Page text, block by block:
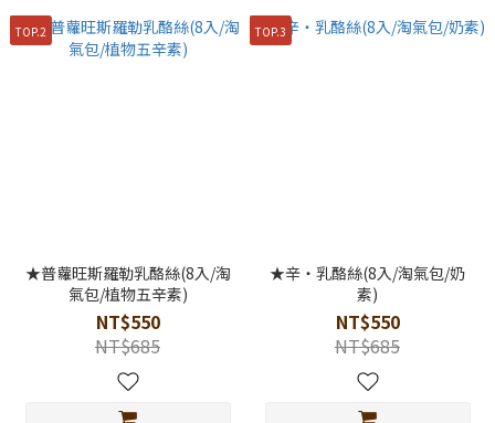
TOP.2
★普蘿旺斯羅勒乳酪絲(8入/淘
氣包/植物五辛素)
NT$550
NT$685
TOP.3
★辛‧乳酪絲(8入/淘氣包/奶
素)
NT$550
NT$685